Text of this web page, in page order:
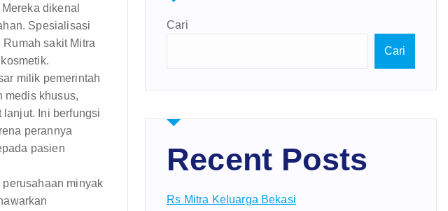
dikenal
Spesialisasi
sakit Mitra
milik pemerintah
medis khusus,
Ini berfungsi
perannya
pasien
minyak
Cari
Cari
Recent Posts
Rs Mitra Keluarga Bekasi